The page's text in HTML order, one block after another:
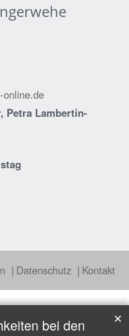
Petra Lambertin-
Datenschutz Kontakt
bei den
✕